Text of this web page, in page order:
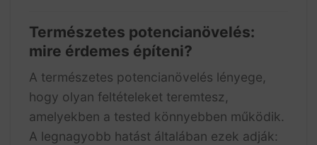
Természetes potencianövelés:
mire érdemes építeni?
A természetes potencianövelés lényege,
hogy olyan feltételeket teremtesz,
amelyekben a tested könnyebben működik.
A legnagyobb hatást általában ezek adják: